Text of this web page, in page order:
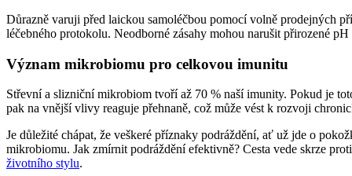
Důrazně varuji před laickou samoléčbou pomocí volně prodejných
léčebného protokolu. Neodborné zásahy mohou narušit přirozené
Význam mikrobiomu pro celkovou imunitu
Střevní a slizniční mikrobiom tvoří až 70 % naší imunity. Pokud je
pak na vnější vlivy reaguje přehnaně, což může vést k rozvoji
Je důležité chápat, že veškeré příznaky podráždění, ať už jde o
mikrobiomu. Jak zmírnit podráždění efektivně? Cesta vede skrze
životního stylu.